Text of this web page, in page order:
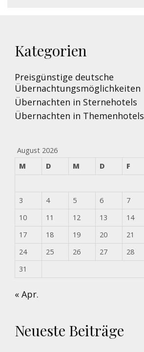
Kategorien
Preisgünstige deutsche
Übernachtungsmöglichkeiten
Übernachten in Sternehotels
Übernachten in Themenhotels
August 2026
M
D M D F
3
4 5 6 7
10
11 12 13 14
17
18 19 20 21
24
25 26 27 28
31
« Apr.
Neueste Beiträge